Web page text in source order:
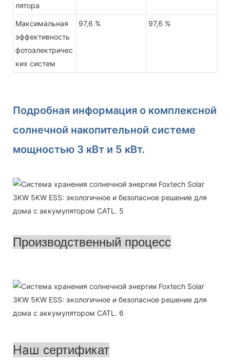
лятора
Максимальная
эффективность
фотоэлектричес
ких систем
97,6 % 97,6 %
Подробная информация о комплексной
солнечной накопительной системе
мощностью 3 кВт и 5 кВт.
Производственный процесс
Наш сертификат